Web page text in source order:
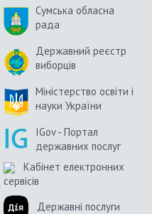
Сумська обласна
рада
Державний реєстр
виборців
Міністерство освіти і
науки України
IGov - Портал
державних послуг
Кабінет електронних
сервісів
Державні послуги